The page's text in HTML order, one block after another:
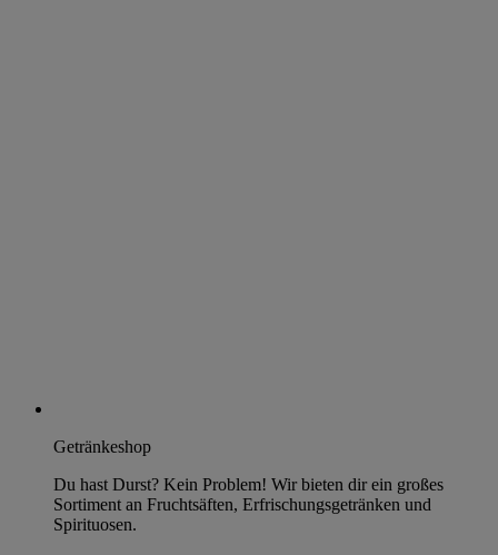
Getränkeshop
Du hast Durst? Kein Problem! Wir bieten dir ein großes
Sortiment an Fruchtsäften, Erfrischungsgetränken und
Spirituosen.